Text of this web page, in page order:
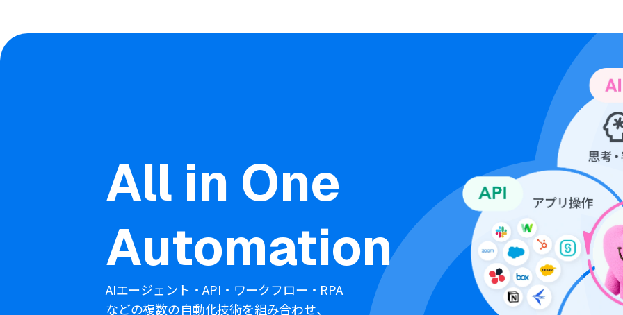
All in One
Automation
AIエージェント・API・ワークフロー・RPA
などの複数の自動化技術を組み合わせ、